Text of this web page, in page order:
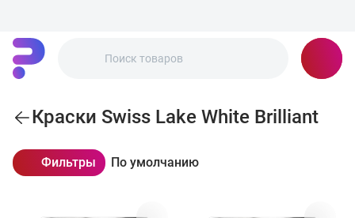
Краски Swiss Lake White Brilliant
Фильтры По умолчанию